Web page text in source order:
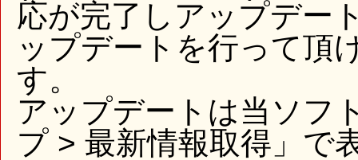
応が完了しアップデー
ップデートを行って頂
す。
アップデートは当ソフ
プ > 最新情報取得」で